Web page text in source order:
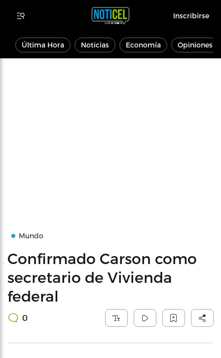
Inscribirse
Última Hora Noticias Economía Opiniones
Mundo
Confirmado Carson como
secretario de Vivienda
federal
0